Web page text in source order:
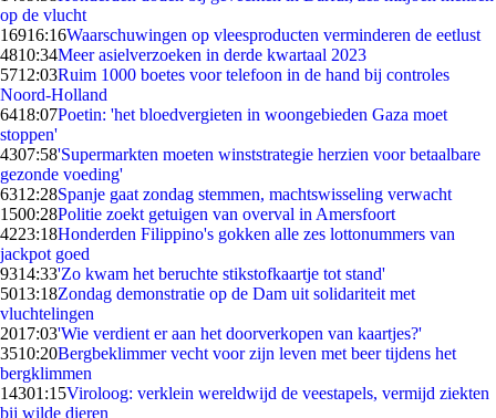
op de vlucht
16916:16Waarschuwingen op vleesproducten verminderen de eetlust
4810:34Meer asielverzoeken in derde kwartaal 2023
5712:03Ruim 1000 boetes voor telefoon in de hand bij controles
Noord-Holland
6418:07Poetin: 'het bloedvergieten in woongebieden Gaza moet
stoppen'
4307:58'Supermarkten moeten winststrategie herzien voor betaalbare
gezonde voeding'
6312:28Spanje gaat zondag stemmen, machtswisseling verwacht
1500:28Politie zoekt getuigen van overval in Amersfoort
4223:18Honderden Filippino's gokken alle zes lottonummers van
jackpot goed
9314:33'Zo kwam het beruchte stikstofkaartje tot stand'
5013:18Zondag demonstratie op de Dam uit solidariteit met
vluchtelingen
2017:03'Wie verdient er aan het doorverkopen van kaartjes?'
3510:20Bergbeklimmer vecht voor zijn leven met beer tijdens het
bergklimmen
14301:15Viroloog: verklein wereldwijd de veestapels, vermijd ziekten
bij wilde dieren